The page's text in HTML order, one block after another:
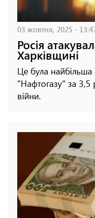
03 жовтня, 2025 -
Росія
Харківщині
Це була
"Нафтогазу" за
війни.